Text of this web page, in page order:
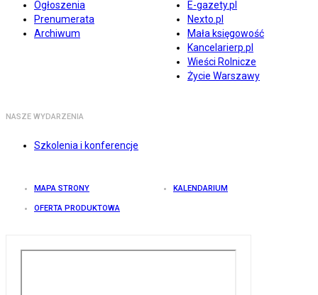
Ogłoszenia
Prenumerata
Archiwum
E-gazety.pl
Nexto.pl
Mała księgowość
Kancelarierp.pl
Wieści Rolnicze
Życie Warszawy
NASZE WYDARZENIA
Szkolenia i konferencje
MAPA STRONY KALENDARIUM
OFERTA PRODUKTOWA